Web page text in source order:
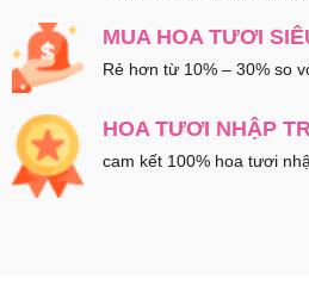
MUA HOA TƯƠI
Rẻ hơn từ 10% – 30% so
HOA TƯƠI NHẬP
cam kết 100% hoa tươi